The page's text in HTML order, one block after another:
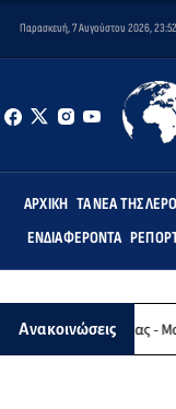
Παρασκευή, 7 Αυγούστου 2026, 23:52
ΑΡΧΙΚΉ ΤΑ ΝΈΑ ΤΗΣ
ΕΝΔΙΑΦΈΡΟΝΤΑ
Ανακοινώσεις
της Παναγίας -